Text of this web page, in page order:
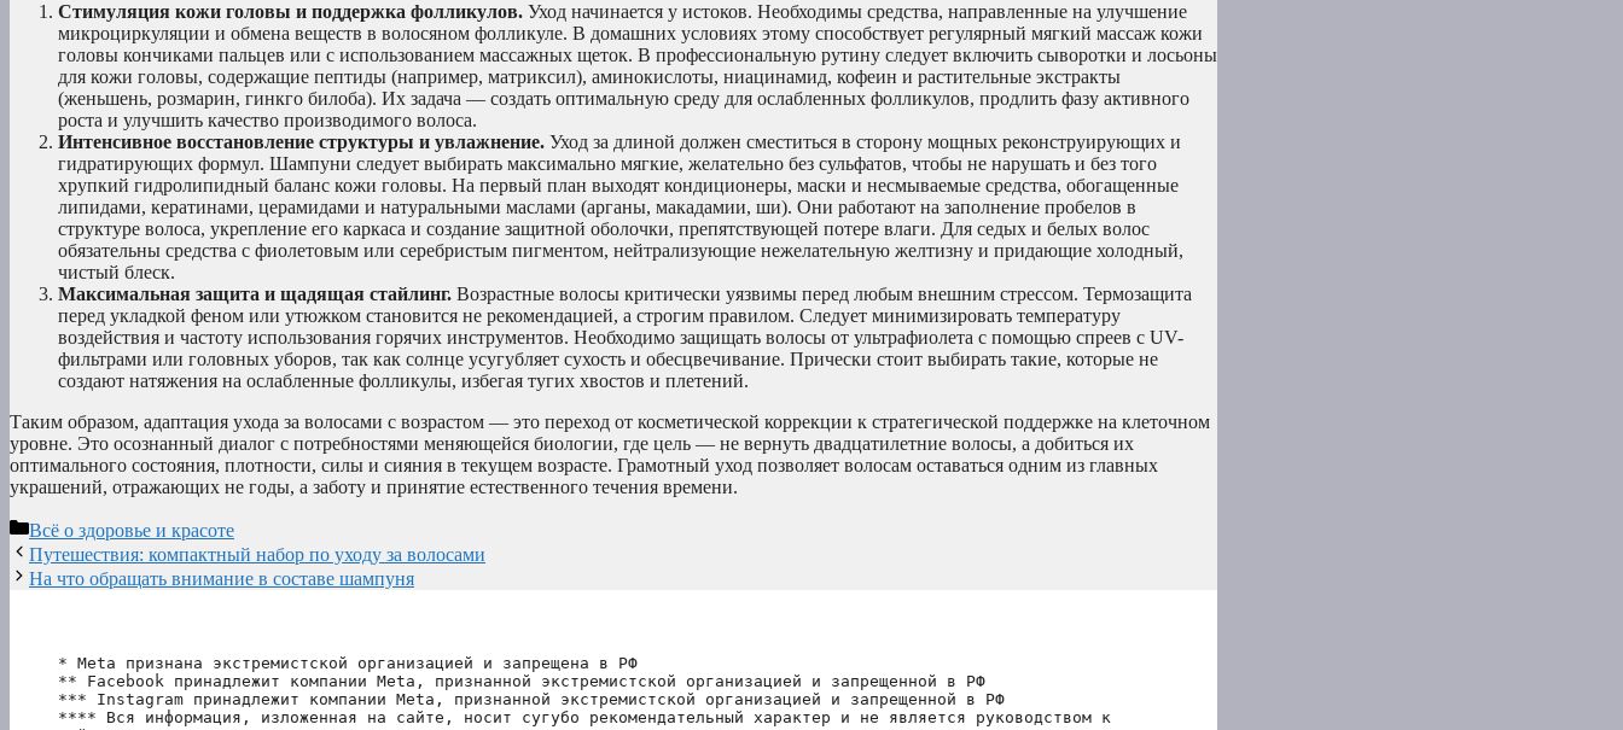
Стимуляция кожи головы и поддержка фолликулов. Уход начинается у истоков. Необходимы средства, направленные на улучшение
микроциркуляции и обмена веществ в волосяном фолликуле. В домашних условиях этому способствует регулярный мягкий массаж кожи
головы кончиками пальцев или с использованием массажных щеток. В профессиональную рутину следует включить сыворотки и лосьоны
для кожи головы, содержащие пептиды (например, матриксил), аминокислоты, ниацинамид, кофеин и растительные экстракты
(женьшень, розмарин, гинкго билоба). Их задача — создать оптимальную среду для ослабленных фолликулов, продлить фазу активного
роста и улучшить качество производимого волоса.
Интенсивное восстановление структуры и увлажнение. Уход за длиной должен сместиться в сторону мощных реконструирующих и
гидратирующих формул. Шампуни следует выбирать максимально мягкие, желательно без сульфатов, чтобы не нарушать и без того
хрупкий гидролипидный баланс кожи головы. На первый план выходят кондиционеры, маски и несмываемые средства, обогащенные
липидами, кератинами, церамидами и натуральными маслами (арганы, макадамии, ши). Они работают на заполнение пробелов в
структуре волоса, укрепление его каркаса и создание защитной оболочки, препятствующей потере влаги. Для седых и белых волос
обязательны средства с фиолетовым или серебристым пигментом, нейтрализующие нежелательную желтизну и придающие холодный,
чистый блеск.
Максимальная защита и щадящая стайлинг. Возрастные волосы критически уязвимы перед любым внешним стрессом. Термозащита
перед укладкой феном или утюжком становится не рекомендацией, а строгим правилом. Следует минимизировать температуру
воздействия и частоту использования горячих инструментов. Необходимо защищать волосы от ультрафиолета с помощью спреев с UV-
фильтрами или головных уборов, так как солнце усугубляет сухость и обесцвечивание. Прически стоит выбирать такие, которые не
создают натяжения на ослабленные фолликулы, избегая тугих хвостов и плетений.
Таким образом, адаптация ухода за волосами с возрастом — это переход от косметической коррекции к стратегической поддержке на клеточном
уровне. Это осознанный диалог с потребностями меняющейся биологии, где цель — не вернуть двадцатилетние волосы, а добиться их
оптимального состояния, плотности, силы и сияния в текущем возрасте. Грамотный уход позволяет волосам оставаться одним из главных
украшений, отражающих не годы, а заботу и принятие естественного течения времени.
Рубрики
Всё о здоровье и красоте
Путешествия: компактный набор по уходу за волосами
На что обращать внимание в составе шампуня
* Meta признана экстремистской организацией и запрещена в РФ
** Facebook принадлежит компании Meta, признанной экстремистской организацией и запрещенной в РФ
*** Instagram принадлежит компании Meta, признанной экстремистской организацией и запрещенной в РФ
**** Вся информация, изложенная на сайте, носит сугубо рекомендательный характер и не является руководством к